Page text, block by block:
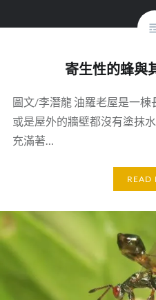
寄生性的蜂與
圖文/李潛龍 油羅老屋是一
或是屋外的牆壁都沒有塗抹
充滿著…
READ